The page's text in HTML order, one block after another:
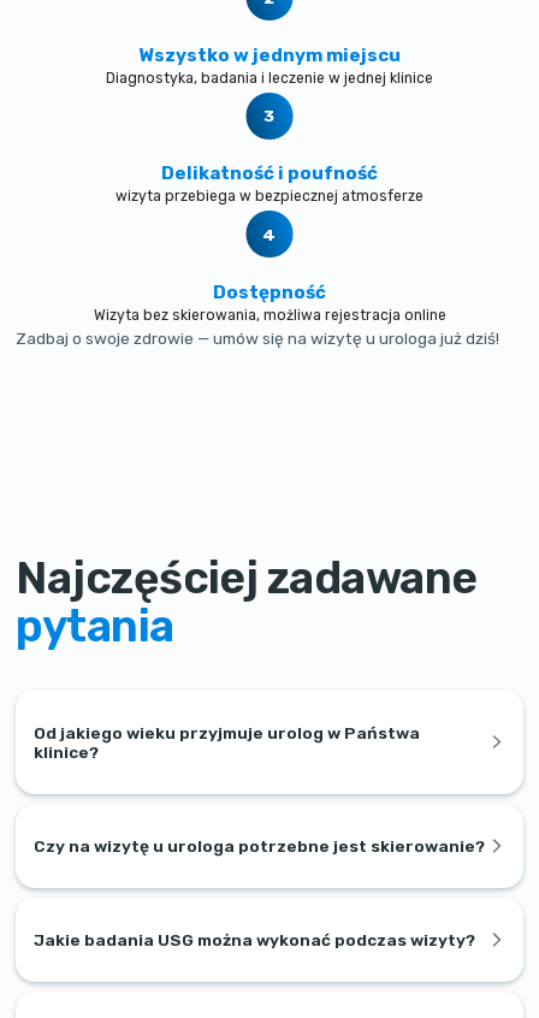
Wszystko w jednym miejscu
Diagnostyka, badania i leczenie w jednej klinice
Delikatność i poufność
wizyta przebiega w bezpiecznej atmosferze
Dostępność
Wizyta bez skierowania, możliwa rejestracja online
Zadbaj o swoje zdrowie — umów się na wizytę u urologa już dziś!
Najczęściej zadawane
pytania
Od jakiego wieku przyjmuje urolog w Państwa
klinice?
Czy na wizytę u urologa potrzebne jest skierowanie?
Jakie badania USG można wykonać podczas wizyty?